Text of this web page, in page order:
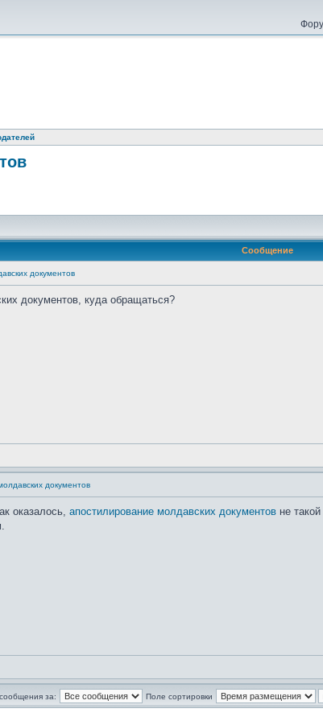
Сообщение
документов
документов, куда обращаться?
документов
оказалось, апостилирование молдавских документов не
за: Поле сортировки